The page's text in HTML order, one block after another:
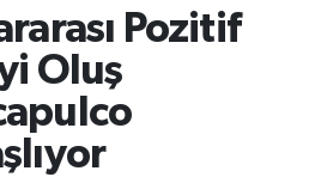
Pozitif
Oluş